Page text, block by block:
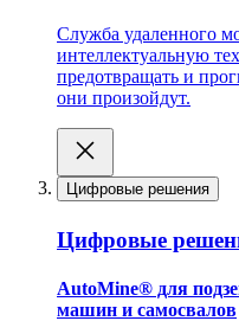
Служба удаленного
интеллектуальную
предотвращать и
они произойдут.
Цифровые решения
Цифровые
AutoMine® для
машин и самосвалов